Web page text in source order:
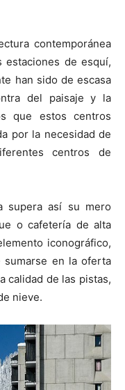
contemporánea
de esquí,
han sido de escasa
del paisaje y la
que estos centros
por la necesidad de
centros de
supera así su mero
o cafetería de alta
iconográfico,
sumarse en la oferta
calidad de las pistas,
nieve.